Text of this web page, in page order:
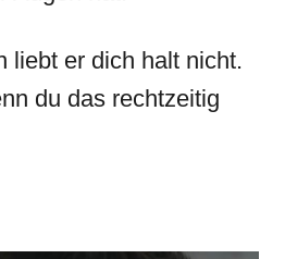
liebt er dich halt nicht.
du das rechtzeitig